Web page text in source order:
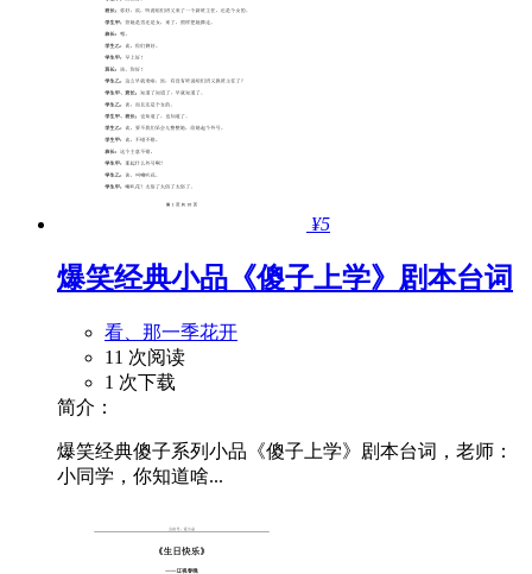
¥5
爆笑经典小品《傻子上学》剧本台词
看、那一季花开
11 次阅读
1 次下载
简介：
爆笑经典傻子系列小品《傻子上学》剧本台词，老师：
小同学，你知道啥...